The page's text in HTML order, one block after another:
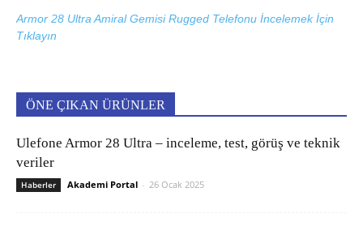
Armor 28 Ultra Amiral Gemisi Rugged Telefonu İncelemek İçin
Tıklayın
ÖNE ÇIKAN ÜRÜNLER
Ulefone Armor 28 Ultra – inceleme, test, görüş ve teknik
veriler
Haberler Akademi Portal - 26 Ocak 2025